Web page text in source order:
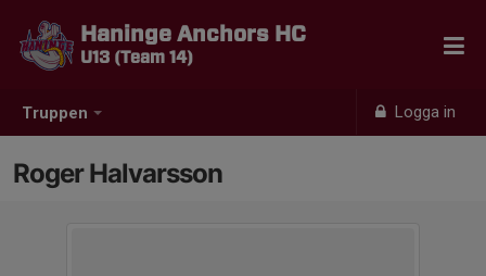
Truppen Logga in
Haninge Anchors HC
U13 (Team 14)
Roger Halvarsson